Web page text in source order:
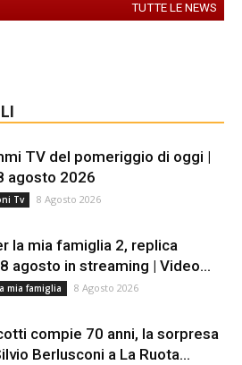
TUTTE LE NEWS
TV del pomeriggio di oggi |
agosto 2026
Tv 8 Agosto 2026
la mia famiglia 2, replica
agosto in streaming | Video...
mia famiglia 8 Agosto 2026
compie 70 anni, la sorpresa
Berlusconi a La Ruota...